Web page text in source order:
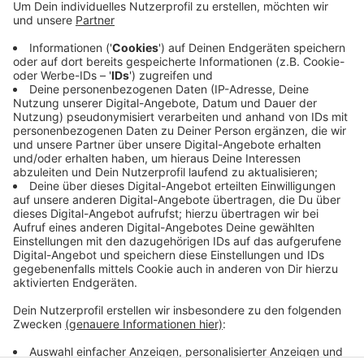
Nachbarn waren aufgeschreckt - Rauchmelder
schrillten, Feuergeruch lag in der Luft und die
betroffene Wohnung in der Schubertstraße war total
verraucht. Die Bewohner hatten sich rechtzeitig in
Sicherheit gebracht. Die Feuerwehr löschte das
angebrannte Essen und lüftete gut durch. Rund 40
Feuerwehrleute waren im Einsatz.
Anzeige
Anzeige